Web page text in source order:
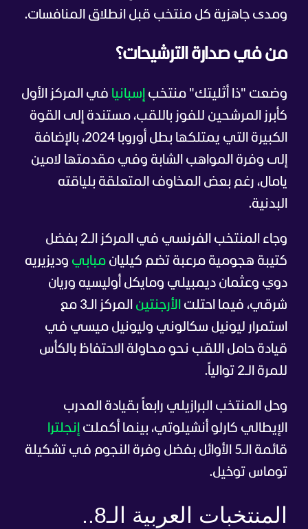
ومدى جاهزية كل منتخب قبل انطلاق المنافسات.
من في صدارة الترشيحات؟
وضعت "ذا أثليتك" منتخب إسبانيا في المركز الأول
كأبرز المرشحين للفوز باللقب، مستندة إلى القوة
الكبيرة التي يمتلكها بطل أوروبا 2024، بالإضافة
إلى وفرة المواهب الشابة وفي مقدمتها لامين
يامال، رغم بعض المخاوف المتعلقة بلياقته
البدنية.
وجاء المنتخب الفرنسي في المركز الـ2 بفضل
كتيبة هجومية مرعبة تضم كيليان مبابي وديزيريه
دوي وعثمان ديمبيلي ومايكل أوليسيه وريان
شرقي، فيما احتلت الأرجنتين
المركز الـ3 مع
استمرار ليونيل سكالوني وليونيل ميسي في
قيادة حامل اللقب نحو محاولة الاحتفاظ بالكأس
للمرة الـ2 توالياً.
وحل المنتخب البرازيلي رابعاً بقيادة المدرب
الإيطالي كارلو أنشيلوتي، بينما أكملت إنجلترا
قائمة الـ5 الأوائل بفضل وفرة النجوم في تشكيلة
توماس توخيل.
المنتخبات العربية الـ8..